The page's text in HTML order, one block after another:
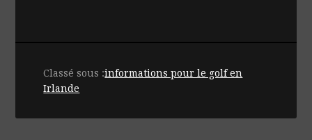
Classé sous :informations pour le golf en
Irlande